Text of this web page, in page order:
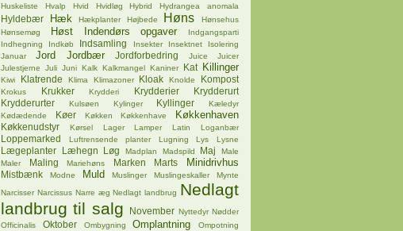
Huskeliste
Hvalp Hvid Hvidløg Hybrid Hydrangea anomala
Hyldebær Hæk Hækplanter Højbede Høns
Hønsehus
Hønsemøg
Høst Indendørs opgaver
Indgangsparti
Indhegning
Indkøb Indsamling Insekter Insektnet
Isolering
Januar
Jord Jordbær Jordforbedring Juice
Juicer
Julestjerne
Juli Juni Kalk Kalkmangel Kaniner Kat Killinger
Kiwi Klatrende Klima Klimazoner Kloak Knolde Kompost
Krokus Krukker Krydderi Krydderier
Krydderurt
Krydderurter
Kulsøen Kylinger Kyllinger
Kæledyr
Kødædende
Køer Køkken Køkkenhave Køkkenhaven
Køkkenudstyr Kørsel Lager Lamper Latin Loganbær
Loppemarked Luftrensende planter Lugning Lys Lysne
Lægeplanter Læhegn Løg Madplan Madspild Maj
Male
Maler
Maling Mariehøns Marken Marts Minidrivhus
Mistbænk Modne Muld Muslinger Muslingeskaller
Mynte
Narcisser Narcissus Narre æg Nedlagt landbrug Nedlagt
landbrug til salg
November Nyttedyr Nødder
Officinalis
Oktober Ombygning Omplantning Ompotning